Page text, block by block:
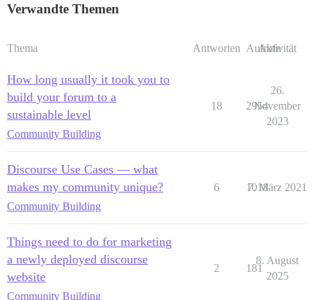
Verwandte Themen
Thema Antworten Aufrufe
Aktivität
How long usually it took you to
build your forum to a
sustainable level
Community Building
18 2954
26.
November
2023
Discourse Use Cases — what
makes my community unique?
Community Building
6 1018
7. März 2021
Things need to do for marketing
a newly deployed discourse
website
Community Building
2 181
8. August
2025